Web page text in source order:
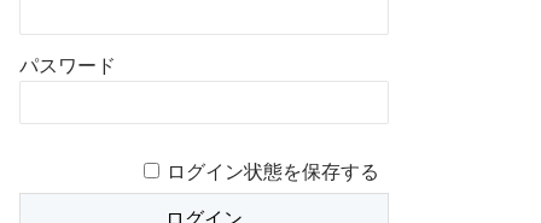
パスワード
ログイン状態を保存する